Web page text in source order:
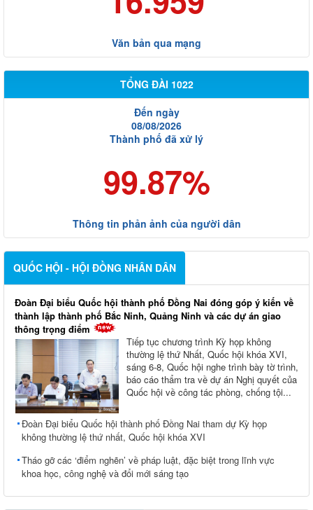
Văn bản qua mạng
TỔNG ĐÀI 1022
Đến ngày
08/08/2026
Thành phố đã xử lý
99.87%
Thông tin phản ảnh của người dân
QUỐC HỘI - HỘI ĐỒNG NHÂN DÂN
Đoàn Đại biểu Quốc hội thành phố Đồng Nai đóng góp ý kiến về
thành lập thành phố Bắc Ninh, Quảng Ninh và các dự án giao
thông trọng điểm
Tiếp tục chương trình Kỳ họp không
thường lệ thứ Nhất, Quốc hội khóa XVI,
sáng 6-8, Quốc hội nghe trình bày tờ trình,
báo cáo thẩm tra về dự án Nghị quyết của
Quốc hội về công tác phòng, chống tội...
Đoàn Đại biểu Quốc hội thành phố Đồng Nai tham dự Kỳ họp
không thường lệ thứ nhất, Quốc hội khóa XVI
Tháo gỡ các ‘điểm nghẽn’ về pháp luật, đặc biệt trong lĩnh vực
khoa học, công nghệ và đổi mới sáng tạo